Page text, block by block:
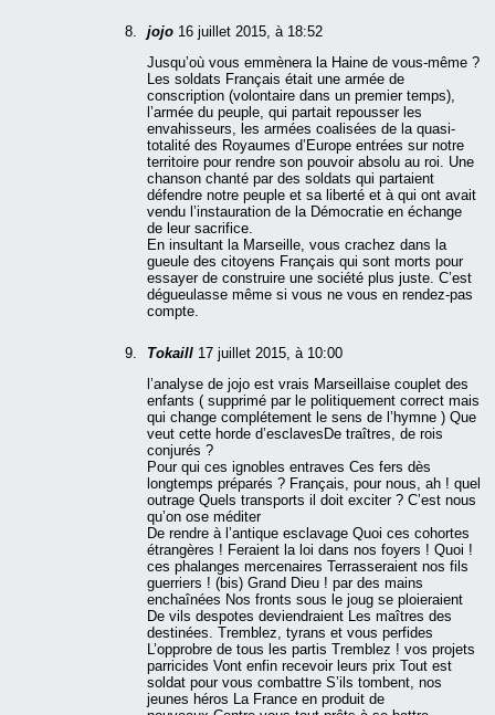
jojo 16 juillet 2015, à 18:52
Jusqu’où vous emmènera la Haine de vous-même ?
Les soldats Français était une armée de
conscription (volontaire dans un premier temps),
l’armée du peuple, qui partait repousser les
envahisseurs, les armées coalisées de la quasi-
totalité des Royaumes d’Europe entrées sur notre
territoire pour rendre son pouvoir absolu au roi. Une
chanson chanté par des soldats qui partaient
défendre notre peuple et sa liberté et à qui ont avait
vendu l’instauration de la Démocratie en échange
de leur sacrifice.
En insultant la Marseille, vous crachez dans la
gueule des citoyens Français qui sont morts pour
essayer de construire une société plus juste. C’est
dégueulasse même si vous ne vous en rendez-pas
compte.
Tokaill 17 juillet 2015, à 10:00
l’analyse de jojo est vrais Marseillaise couplet des
enfants ( supprimé par le politiquement correct mais
qui change complétement le sens de l’hymne ) Que
veut cette horde d’esclavesDe traîtres, de rois
conjurés ?
Pour qui ces ignobles entraves Ces fers dès
longtemps préparés ? Français, pour nous, ah ! quel
outrage Quels transports il doit exciter ? C’est nous
qu’on ose méditer
De rendre à l’antique esclavage Quoi ces cohortes
étrangères ! Feraient la loi dans nos foyers ! Quoi !
ces phalanges mercenaires Terrasseraient nos fils
guerriers ! (bis) Grand Dieu ! par des mains
enchaînées Nos fronts sous le joug se ploieraient
De vils despotes deviendraient Les maîtres des
destinées. Tremblez, tyrans et vous perfides
L’opprobre de tous les partis Tremblez ! vos projets
parricides Vont enfin recevoir leurs prix Tout est
soldat pour vous combattre S’ils tombent, nos
jeunes héros La France en produit de